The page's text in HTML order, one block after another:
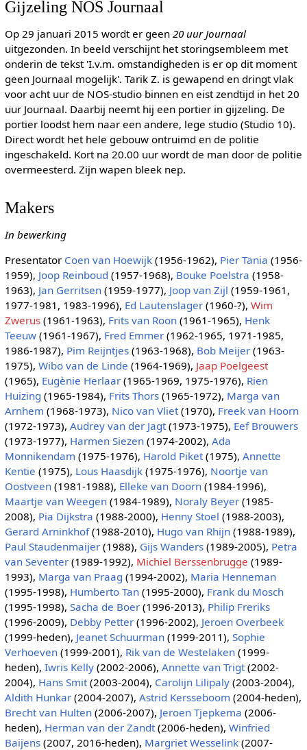
Gijzeling NOS Journaal
Op 29 januari 2015 wordt er geen 20 uur Journaal
uitgezonden. In beeld verschijnt het storingsembleem met
onderin de tekst 'I.v.m. omstandigheden is er op dit moment
geen Journaal mogelijk'. Tarik Z. is gewapend en dringt vlak
voor acht uur de NOS-studio binnen en eist zendtijd in het 20
uur Journaal. Daarbij neemt hij een portier in gijzeling. De
portier loodst hem naar een andere, lege studio (Studio 10).
Direct wordt het hele gebouw ontruimd en de politie
ingeschakeld. Kort na 20.00 uur wordt de man door de politie
overmeesterd. Zijn wapen bleek nep.
Makers
In bewerking
Presentator Coen van Hoewijk(1956-1962), Pier Tania (1956-
1959), Joop Reinboud (1957-1968), Bouke Poelstra (1958-
1963), Jan Gerritsen(1959-1977), Joop van Zijl (1959-1961,
1977-1981, 1983-1996), Ed Lautenslager(1960-?), Wim
Zwerus(1961-1963), Frits van Roon(1961-1965), Henk
Teeuw(1961-1967), Fred Emmer(1962-1965, 1971-1985,
1986-1987), Pim Reijntjes(1963-1968), Bob Meijer(1963-
1975), Wibo van de Linde (1964-1969), Jaap Poelgeest
(1965), Eugènie Herlaar(1965-1969, 1975-1976), Rien
Huizing (1965-1984), Frits Thors(1965-1972), Marga van
Arnhem (1968-1973), Nico van Vliet(1970), Freek van Hoorn
(1972-1973), Audrey van der Jagt(1973-1975), Eef Brouwers
(1973-1977), Harmen Siezen(1974-2002), Ada
Monnikendam (1975-1976), Harold Piket(1975), Annette
Kentie (1975), Lous Haasdijk(1975-1976), Noortje van
Oostveen(1981-1988), Elleke van Doorn(1984-1996),
Maartje van Weegen(1984-1989), Noraly Beyer(1985-
2008), Pia Dijkstra (1988-2000), Henny Stoel (1988-2003),
Gerard Arninkhof(1988-2010), Hugo van Rhijn(1988-1989),
Paul Staudenmaijer(1988), Gijs Wanders(1989-2005), Petra
van Seventer(1989-1992), Michiel Berssenbrugge (1989-
1993), Marga van Praag (1994-2002), Maria Henneman
(1995-1998), Humberto Tan(1995-2000), Frank du Mosch
(1995-1998), Sacha de Boer(1996-2013), Philip Freriks
(1996-2009), Debby Petter(1996-2002), Jeroen Overbeek
(1999-heden), Jeanet Schuurman(1999-2011), Sophie
Verhoeven(1999-2001), Rik van de Westelaken(1999-
heden), Iwris Kelly(2002-2006), Annette van Trigt(2002-
2004), Hans Smit(2003-2004), Carolijn Lilipaly(2003-2004),
Aldith Hunkar(2004-2007), Astrid Kersseboom (2004-heden),
Brecht van Hulten(2006-2007), Jeroen Tjepkema (2006-
heden), Herman van der Zandt(2006-heden), Winfried
Baijens(2007, 2016-heden), Margriet Wesselink(2007-